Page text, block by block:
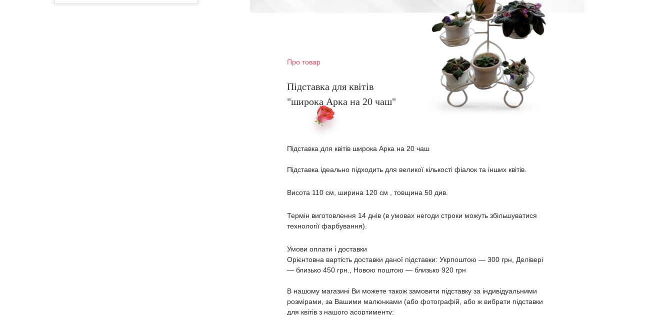
Про товар
Підставка для квітів
"широка Арка на 20 чаш"
Підставка для квітів широка Арка на 20 чаш
Підставка ідеально підходить для великої кількості фіалок та інших квітів.
Висота 110 см, ширина 120 см , товщина 50 див.
Термін виготовлення 14 днів (в умовах негоди строки можуть збільшуватися
технології фарбування).
Умови оплати і доставки
Орієнтовна вартість доставки даної підставки: Укрпоштою ― 300 грн, Делівері
― близько 450 грн., Новою поштою ― близько 920 грн
В нашому магазині Ви можете також замовити підставку за індивідуальними
розмірами, за Вашими малюнками (або фотографій, або ж вибрати підставки
для квітів з нашого асортименту: